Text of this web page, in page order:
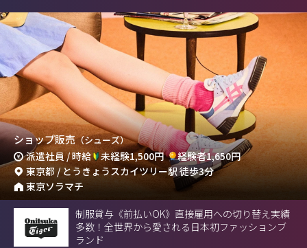
ショップ販売（シューズ）
派遣社員 / 時給 未経験1,500円
経験者1,650円
東京都 / とうきょうスカイツリー駅 徒歩3分
東京ソラマチ
制服貸与《前払いOK》直接雇用への切り替え実績
多数！全世界から愛される日本初ファッションブ
ランド